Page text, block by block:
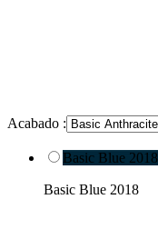
Acabado :
Basic Blue 2018
Basic Blue 2018